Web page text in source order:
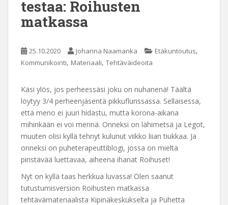
testaa: Roihusten
matkassa
25.10.2020 Johanna Naamanka Etäkuntoutus,
Kommunikointi, Materiaali, Tehtäväideoita
Käsi ylös, jos perheessäsi joku on nuhanenä! Täältä
löytyy 3/4 perheenjäsentä pikkuflunssassa. Sellaisessa,
että meno ei juuri hidastu, mutta korona-aikana
mihinkään ei voi mennä. Onneksi on lähimetsä ja Legot,
muuten olisi kyllä tehnyt kulunut viikko liian tiukkaa. Ja
onneksi on puheterapeuttiblogi, jossa on mieltä
piristävää luettavaa, aiheena ihanat Roihuset!
Nyt on kyllä taas herkkua luvassa! Olen saanut
tutustumisversion Roihusten matkassa
tehtävämateriaalista Kipinäkeskukselta ja Puhetta